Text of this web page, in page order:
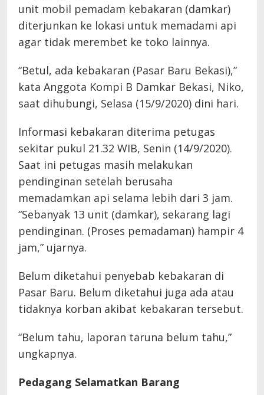
unit mobil pemadam kebakaran (damkar)
diterjunkan ke lokasi untuk memadami api
agar tidak merembet ke toko lainnya.
“Betul, ada kebakaran (Pasar Baru Bekasi),”
kata Anggota Kompi B Damkar Bekasi, Niko,
saat dihubungi, Selasa (15/9/2020) dini hari.
Informasi kebakaran diterima petugas
sekitar pukul 21.32 WIB, Senin (14/9/2020).
Saat ini petugas masih melakukan
pendinginan setelah berusaha
memadamkan api selama lebih dari 3 jam.
“Sebanyak 13 unit (damkar), sekarang lagi
pendinginan. (Proses pemadaman) hampir 4
jam,” ujarnya.
Belum diketahui penyebab kebakaran di
Pasar Baru. Belum diketahui juga ada atau
tidaknya korban akibat kebakaran tersebut.
“Belum tahu, laporan taruna belum tahu,”
ungkapnya.
Pedagang Selamatkan Barang